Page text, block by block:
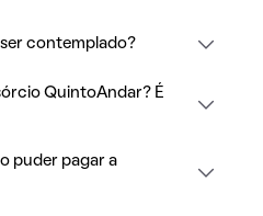
contemplado?
QuintoAndar? É
puder pagar a